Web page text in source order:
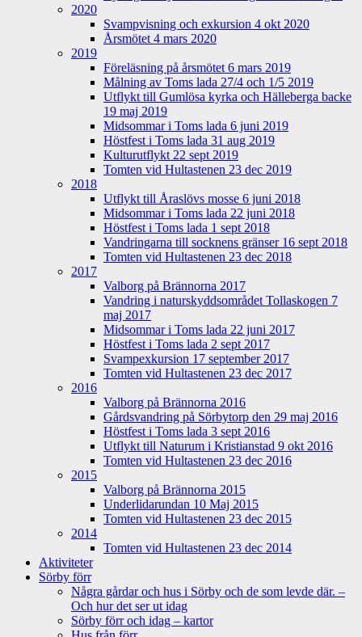
2020
Svampvisning och exkursion 4 okt 2020
Årsmötet 4 mars 2020
2019
Föreläsning på årsmötet 6 mars 2019
Målning av Toms lada 27/4 och 1/5 2019
Utflykt till Gumlösa kyrka och Hälleberga backe
19 maj 2019
Midsommar i Toms lada 6 juni 2019
Höstfest i Toms lada 31 aug 2019
Kulturutflykt 22 sept 2019
Tomten vid Hultastenen 23 dec 2019
2018
Utflykt till Åraslövs mosse 6 juni 2018
Midsommar i Toms lada 22 juni 2018
Höstfest i Toms lada 1 sept 2018
Vandringarna till socknens gränser 16 sept 2018
Tomten vid Hultastenen 23 dec 2018
2017
Valborg på Brännorna 2017
Vandring i naturskyddsområdet Tollaskogen 7
maj 2017
Midsommar i Toms lada 22 juni 2017
Höstfest i Toms lada 2 sept 2017
Svampexkursion 17 september 2017
Tomten vid Hultastenen 23 dec 2017
2016
Valborg på Brännorna 2016
Gårdsvandring på Sörbytorp den 29 maj 2016
Höstfest i Toms lada 3 sept 2016
Utflykt till Naturum i Kristianstad 9 okt 2016
Tomten vid Hultastenen 23 dec 2016
2015
Valborg på Brännorna 2015
Underlidarundan 10 Maj 2015
Tomten vid Hultastenen 23 dec 2015
2014
Tomten vid Hultastenen 23 dec 2014
Aktiviteter
Sörby förr
Några gårdar och hus i Sörby och de som levde där. –
Och hur det ser ut idag
Sörby förr och idag – kartor